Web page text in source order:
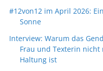
#12von12 im April 2026:
Sonne
Interview: Warum das
Frau und Texterin nicht
Haltung ist